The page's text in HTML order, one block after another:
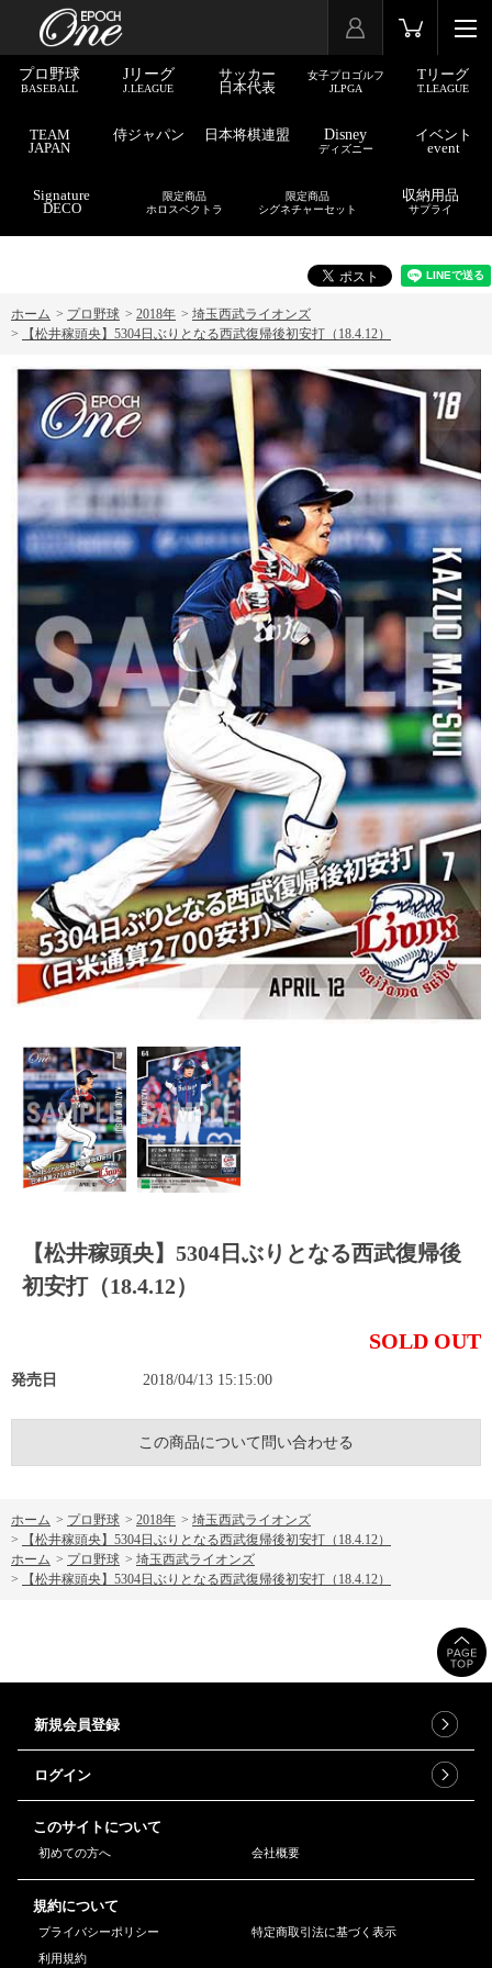
プロ野球
BASEBALL
Jリーグ
J.LEAGUE
サッカー
日本代表
女子プロゴルフ
JLPGA
Tリーグ
T.LEAGUE
TEAM
JAPAN
侍ジャパン 日本将棋連盟 Disney
ディズニー
イベント
event
Signature
DECO
限定商品
ホロスペクトラ
限定商品
シグネチャーセット
収納用品
サプライ
ホーム > プロ野球 > 2018年 > 埼玉西武ライオンズ
>
【松井稼頭央】5304日ぶりとなる西武復帰後初安打（18.4.12）
【松井稼頭央】5304日ぶりとなる西武復帰後
初安打（18.4.12）
SOLD OUT
発売日 2018/04/13 15:15:00
この商品について問い合わせる
ホーム > プロ野球 > 2018年 > 埼玉西武ライオンズ
>
【松井稼頭央】5304日ぶりとなる西武復帰後初安打（18.4.12）
ホーム > プロ野球 > 埼玉西武ライオンズ
>
【松井稼頭央】5304日ぶりとなる西武復帰後初安打（18.4.12）
新規会員登録
ログイン
このサイトについて
初めての方へ 会社概要
規約について
プライバシーポリシー
特定商取引法に基づく表示
利用規約